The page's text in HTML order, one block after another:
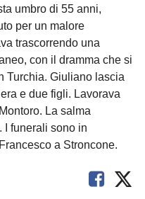
umbro di 55 anni,
per un malore
trascorrendo una
con il dramma che si
Turchia. Giuliano lascia
e due figli. Lavorava
La salma
I funerali sono in
a Stroncone.